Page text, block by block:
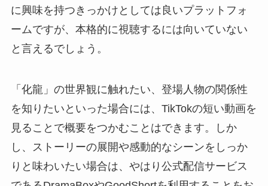
に興味を持つきっかけとしては良いプラットフォ
ームですが、本格的に視聴するには向いていない
と言えるでしょう。
「化龍」の世界観に触れたい、登場人物の関係性
を知りたいといった場合には、TikTokの短い動画を
見ることで概要をつかむことはできます。しか
し、ストーリーの展開や感動的なシーンをしっか
りと味わいたい場合は、やはり公式配信サービス